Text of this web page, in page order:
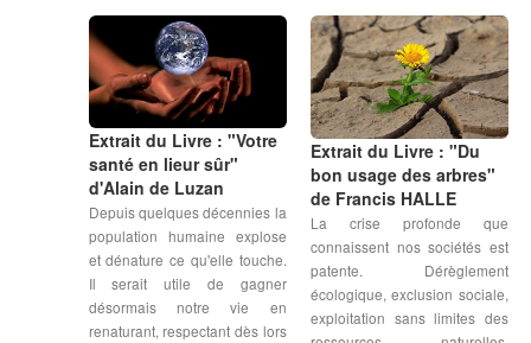
Extrait du Livre : "Du
bon usage des arbres"
de Francis HALLE
La crise profonde que
connaissent nos sociétés est
patente. Dérèglement
écologique, exclusion sociale,
exploitation sans limites des
Extrait du Livre : "Votre
santé en lieur sûr"
d'Alain de Luzan
Depuis quelques décennies la
population humaine explose
et dénature ce qu'elle touche.
Il serait utile de gagner
désormais notre vie en
renaturant, respectant dès lors